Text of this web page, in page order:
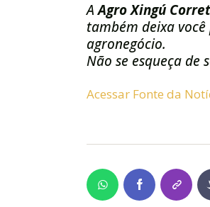
AAgro Xingú
também deixa
agronegócio.
Não se esqueça de
Acessar Fonte da